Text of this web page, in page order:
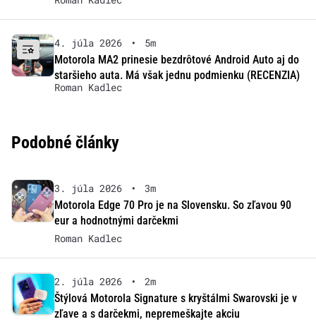
4. júla 2026 •
5m
Motorola MA2 prinesie bezdrôtové Android Auto aj do
staršieho auta. Má však jednu podmienku (RECENZIA)
Roman Kadlec
Podobné články
3. júla 2026 •
3m
Motorola Edge 70 Pro je na Slovensku. So zľavou 90
eur a hodnotnými darčekmi
Roman Kadlec
2. júla 2026 •
2m
Štýlová Motorola Signature s kryštálmi Swarovski je v
zľave a s darčekmi, nepremeškajte akciu